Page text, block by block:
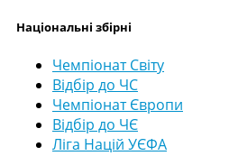
Національні збірні
Чемпіонат Світу
Відбір до ЧС
Чемпіонат Європи
Відбір до ЧЄ
Ліга Націй УЄФА